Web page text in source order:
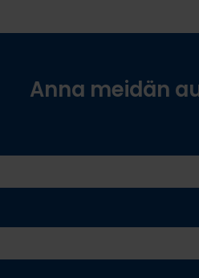
Anna meidän